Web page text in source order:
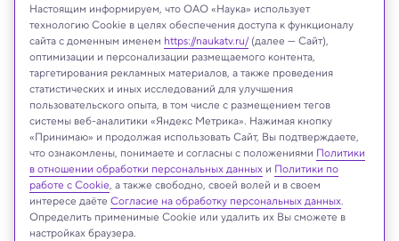
Antonio Guillem/Shutterstock/FOTODOM
Реклама
Настоящим информируем, что ОАО «Наука» использует
технологию Cookie в целях обеспечения доступа к функционалу
сайта с доменным именем https://naukatv.ru/(далее — Сайт),
оптимизации и персонализации размещаемого контента,
таргетирования рекламных материалов, а также проведения
статистических и иных исследований для улучшения
пользовательского опыта, в том числе с размещением тегов
системы веб-аналитики «Яндекс Метрика». Нажимая кнопку
«Принимаю» и продолжая использовать Сайт, Вы подтверждаете,
что ознакомлены, понимаете и согласны с положениями Политики
в отношении обработки персональных данных и Политики по
работе с Cookie, а также свободно, своей волей и в своем
интересе даёте Согласие на обработку персональных данных.
Определить применимые Cookie или удалить их Вы сможете в
настройках браузера.